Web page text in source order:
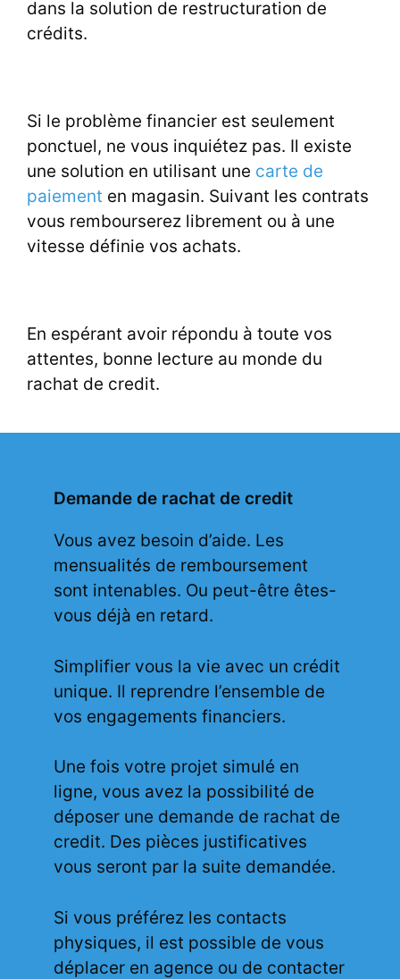
dans la solution de restructuration de
crédits.
Si le problème financier est seulement
ponctuel, ne vous inquiétez pas. Il existe
une solution en utilisant une carte de
paiement en magasin. Suivant les contrats
vous rembourserez librement ou à une
vitesse définie vos achats.
En espérant avoir répondu à toute vos
attentes, bonne lecture au monde du
rachat de credit.
Demande de rachat de credit
Vous avez besoin d’aide. Les
mensualités de remboursement
sont intenables. Ou peut-être êtes-
vous déjà en retard.
Simplifier vous la vie avec un crédit
unique. Il reprendre l’ensemble de
vos engagements financiers.
Une fois votre projet simulé en
ligne, vous avez la possibilité de
déposer une demande de rachat de
credit. Des pièces justificatives
vous seront par la suite demandée.
Si vous préférez les contacts
physiques, il est possible de vous
déplacer en agence ou de contacter